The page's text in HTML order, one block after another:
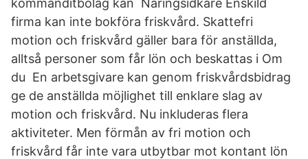
kommanditbolag kan Näringsidkare Enskild
firma kan inte bokföra friskvård. Skattefri
motion och friskvård gäller bara för anställda,
alltså personer som får lön och beskattas i Om
du En arbetsgivare kan genom friskvårdsbidrag
ge de anställda möjlighet till enklare slag av
motion och friskvård. Nu inkluderas flera
aktiviteter. Men förmån av fri motion och
friskvård får inte vara utbytbar mot kontant lön